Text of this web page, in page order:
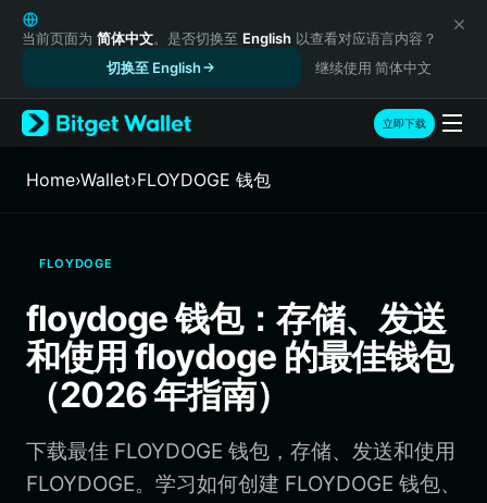
English
日本語
Русский
Español (Latinoamérica)
Türkçe
Italiano
繁體中文
Português (Portugal)
Bahasa Indonesia
ภาษาไทย
Português (Brasil)
Español (Argentina)
当前页面为 简体中文。是否切换至 English 以查看对应语言内容？
切换至 English
继续使用 简体中文
立即下载
Home›Wallet›FLOYDOGE 钱包
FLOYDOGE
floydoge 钱包：存储、发送
和使用 floydoge 的最佳钱包
（2026 年指南）
下载最佳 FLOYDOGE 钱包，存储、发送和使用
FLOYDOGE。学习如何创建 FLOYDOGE 钱包、